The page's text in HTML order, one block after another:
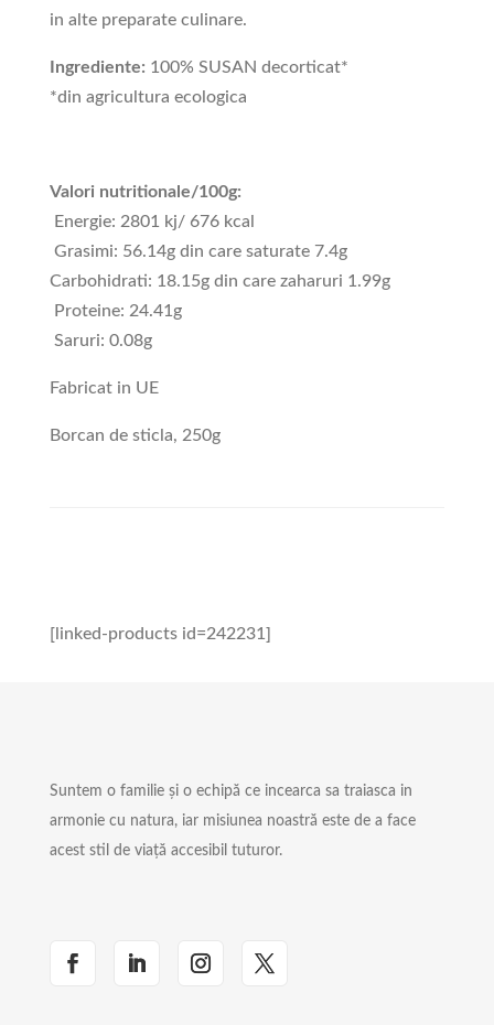
in alte preparate culinare.
Ingrediente: 100% SUSAN decorticat*
*din agricultura ecologica
Valori nutritionale/100g:
Energie: 2801 kj/ 676 kcal
Grasimi: 56.14g din care saturate 7.4g
Carbohidrati: 18.15g din care zaharuri 1.99g
Proteine: 24.41g
Saruri: 0.08g
Fabricat in UE
Borcan de sticla, 250g
[linked-products id=242231]
Suntem o familie și o echipă ce incearca sa traiasca in
armonie cu natura, iar misiunea noastră este de a face
acest stil de viață accesibil tuturor.